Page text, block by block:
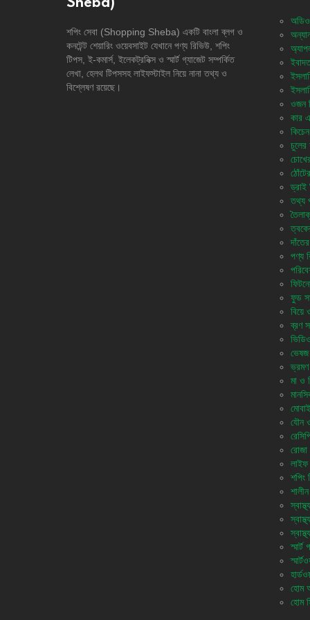
Sheba)
শপিং সেবা (Shopping Sheba) একটি বাংলা ব্লগ ও
কনটেন্ট শেয়ারিং ওয়েবসাইট যেখানে পণ্য রিভিউ, শপিং
টিপস, ই-কমার্স, ইলেকট্রনিক্স ও স্মার্ট গ্যাজেট সম্পর্কিত
লেখা, হেলথ টিপসসহ লাইফস্টাইল নিয়ে নানা তথ্য ও
বিশ্লেষণ রয়েছে।
অডিও
ওজন
কার
চুলের
ড্রাই
তথ্য
পণ্য
ফুড
বিয়ে
ব্রণ
ভেষজ
ভ্রমণ
মা ও
যৌন
রোজা
লাইফ
শপিং
স্বাস্থ্য
স্মার্ট
হোম
হোম